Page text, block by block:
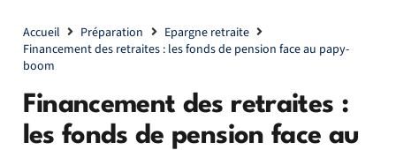
Accueil Préparation
Epargne retraite
Financement des retraites : les fonds de pension face au papy-
boom
Financement des retraites :
les fonds de pension face au